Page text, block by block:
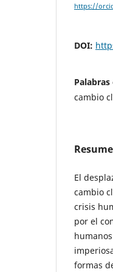
https://
DOI:
Palabras
cambio
El
cambio
crisis
por el
formas